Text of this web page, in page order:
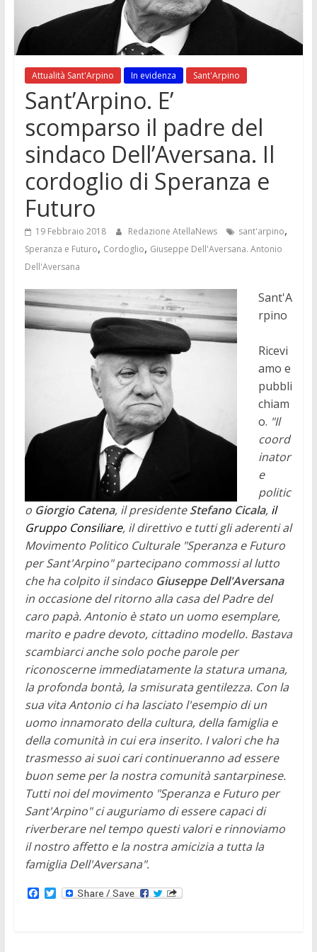
Attualità Sant'Arpino In evidenza Sant'Arpino
Sant’Arpino. E’
scomparso il padre del
sindaco Dell’Aversana. Il
cordoglio di Speranza e
Futuro
19 Febbraio 2018 Redazione AtellaNews sant'arpino,
Speranza e Futuro, Cordoglio, Giuseppe Dell'Aversana. Antonio
Dell'Aversana
Sant'A
rpino
Ricevi
amo e
pubbli
chiam
o. "Il
coord
inator
e
politic
oGiorgio Catena, il presidenteStefano Cicala, il
Gruppo Consiliare, il direttivo e tutti gli aderenti al
Movimento Politico Culturale "Speranza e Futuro
per Sant'Arpino" partecipano commossi al lutto
che ha colpito il sindaco Giuseppe Dell'Aversana
in occasione del ritorno alla casa del Padre del
caro papà.Antonio è stato un uomo esemplare,
marito e padre devoto, cittadino modello. Bastava
scambiarci anche solo poche parole per
riconoscerne immediatamente la statura umana,
la profonda bontà, la smisurata gentilezza. Con la
sua vita Antonio ci ha lasciato l'esempio di un
uomo innamorato della cultura, della famiglia e
della comunità in cui era inserito. I valori che ha
trasmesso ai suoi cari continueranno ad essere
buon seme per la nostra comunità santarpinese.
Tutti noi del movimento "Speranza e Futuro per
Sant'Arpino" ci auguriamo di essere capaci di
riverberare nel tempo questi valori e rinnoviamo
il nostro affetto e la nostra amicizia a tutta la
famiglia Dell'Aversana".
F
T